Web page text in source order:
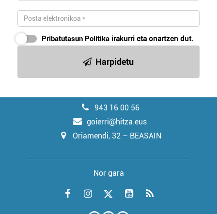
Pribatutasun Politika irakurri eta onartzen dut.
Harpidetu
943 16 00 56
goierri@hitza.eus
Oriamendi, 32 – BEASAIN
Nor gara